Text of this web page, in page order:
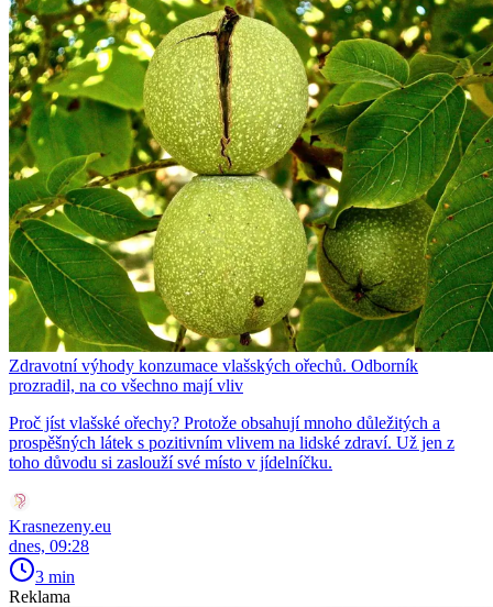
Zdravotní výhody konzumace vlašských ořechů. Odborník
prozradil, na co všechno mají vliv
Proč jíst vlašské ořechy? Protože obsahují mnoho důležitých a
prospěšných látek s pozitivním vlivem na lidské zdraví. Už jen z
toho důvodu si zaslouží své místo v jídelníčku.
Krasnezeny.eu
dnes, 09:28
3 min
Reklama